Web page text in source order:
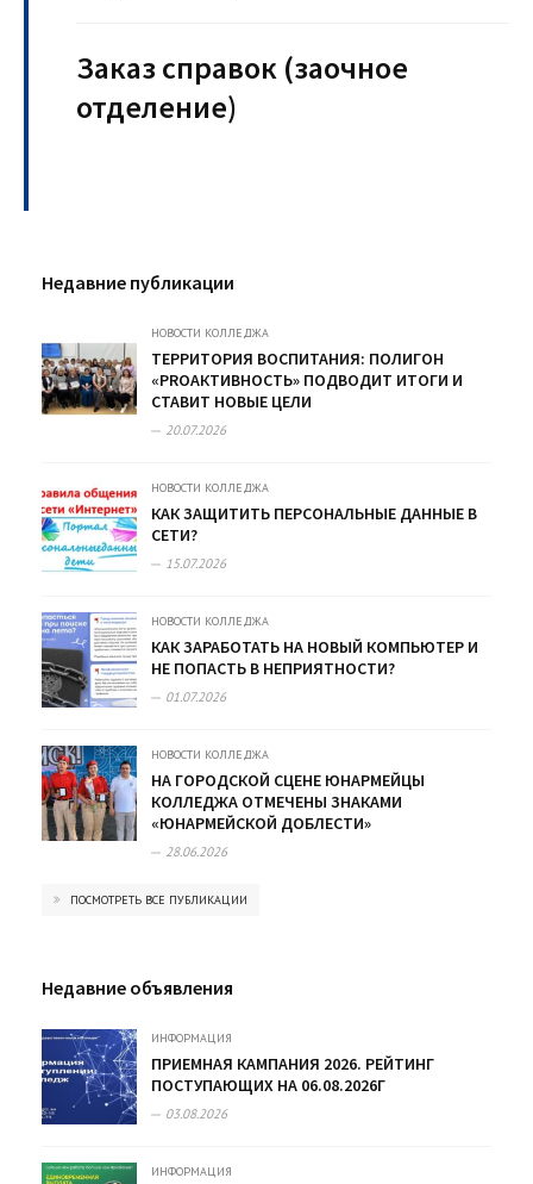
Заказ справок (заочное
отделение)
Недавние публикации
НОВОСТИ КОЛЛЕДЖА
ТЕРРИТОРИЯ ВОСПИТАНИЯ: ПОЛИГОН
«PROАКТИВНОСТЬ» ПОДВОДИТ ИТОГИ И
СТАВИТ НОВЫЕ ЦЕЛИ
20.07.2026
НОВОСТИ КОЛЛЕДЖА
КАК ЗАЩИТИТЬ ПЕРСОНАЛЬНЫЕ ДАННЫЕ В
СЕТИ?
15.07.2026
НОВОСТИ КОЛЛЕДЖА
КАК ЗАРАБОТАТЬ НА НОВЫЙ КОМПЬЮТЕР И
НЕ ПОПАСТЬ В НЕПРИЯТНОСТИ?
01.07.2026
НОВОСТИ КОЛЛЕДЖА
НА ГОРОДСКОЙ СЦЕНЕ ЮНАРМЕЙЦЫ
КОЛЛЕДЖА ОТМЕЧЕНЫ ЗНАКАМИ
«ЮНАРМЕЙСКОЙ ДОБЛЕСТИ»
28.06.2026
ПОСМОТРЕТЬ ВСЕ ПУБЛИКАЦИИ
Недавние объявления
ИНФОРМАЦИЯ
ПРИЕМНАЯ КАМПАНИЯ 2026. РЕЙТИНГ
ПОСТУПАЮЩИХ НА 06.08.2026Г
03.08.2026
ИНФОРМАЦИЯ